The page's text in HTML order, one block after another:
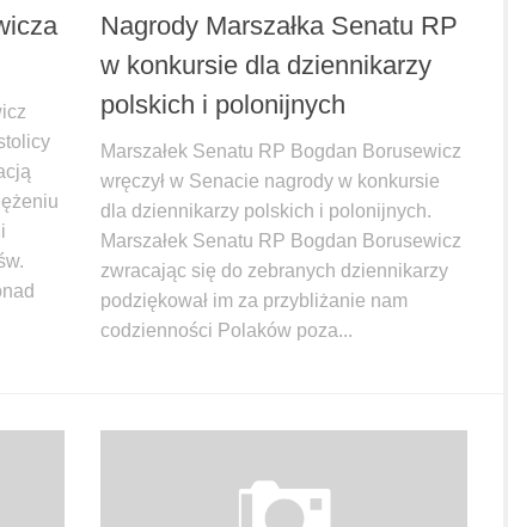
Nagrody Marszałka Senatu RP
w konkursie dla dziennikarzy
polskich i polonijnych
Marszałek Senatu RP Bogdan Borusewicz
wręczył w Senacie nagrody w konkursie
dla dziennikarzy polskich i polonijnych.
Marszałek Senatu RP Bogdan Borusewicz
zwracając się do zebranych dziennikarzy
podziękował im za przybliżanie nam
codzienności Polaków poza...